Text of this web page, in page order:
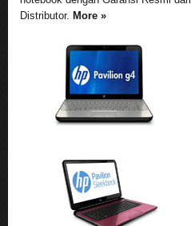
Distributor. More »